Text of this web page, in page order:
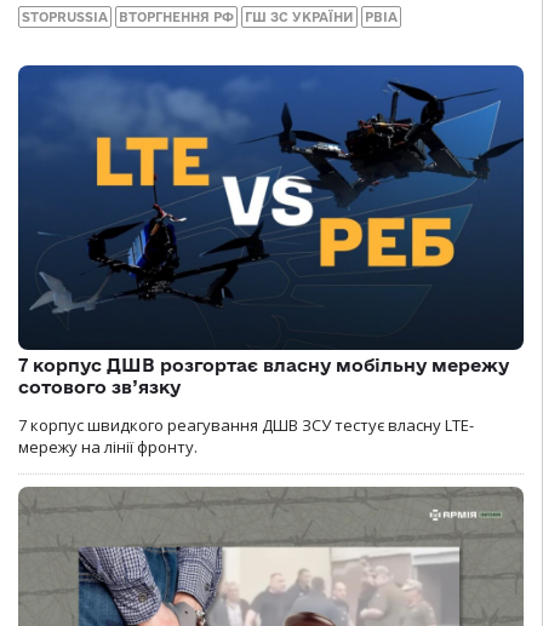
STOPRUSSIA ВТОРГНЕННЯ РФ ГШ ЗС УКРАЇНИ РВІА
7 корпус ДШВ розгортає власну мобільну мережу
сотового зв’язку
7 корпус швидкого реагування ДШВ ЗСУ тестує власну LTE-
мережу на лінії фронту.